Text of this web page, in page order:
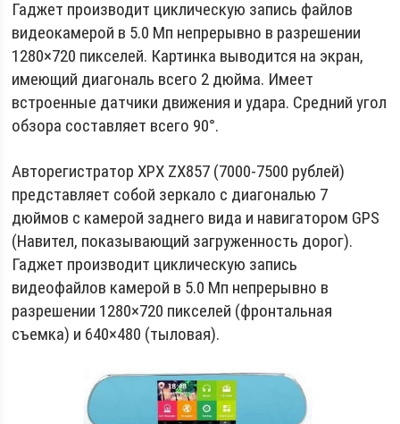
Гаджет производит циклическую запись файлов
видеокамерой в 5.0 Мп непрерывно в разрешении
1280×720 пикселей. Картинка выводится на экран,
имеющий диагональ всего 2 дюйма. Имеет
встроенные датчики движения и удара. Средний угол
обзора составляет всего 90°.
Авторегистратор XPX ZX857 (7000-7500 рублей)
представляет собой зеркало с диагональю 7
дюймов с камерой заднего вида и навигатором GPS
(Навител, показывающий загруженность дорог).
Гаджет производит циклическую запись
видеофайлов камерой в 5.0 Мп непрерывно в
разрешении 1280×720 пикселей (фронтальная
съемка) и 640×480 (тыловая).